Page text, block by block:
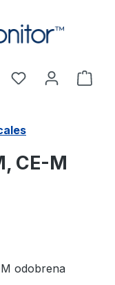
Imate 0 stavke
CE-M